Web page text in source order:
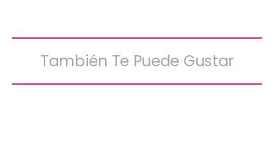
También Te Puede Gustar